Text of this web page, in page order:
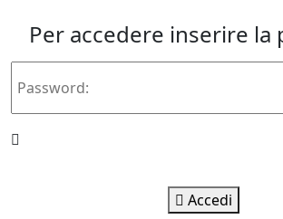
Per accedere inserire la
Accedi